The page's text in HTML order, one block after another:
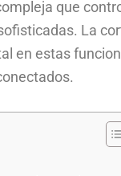
que
La
en estas